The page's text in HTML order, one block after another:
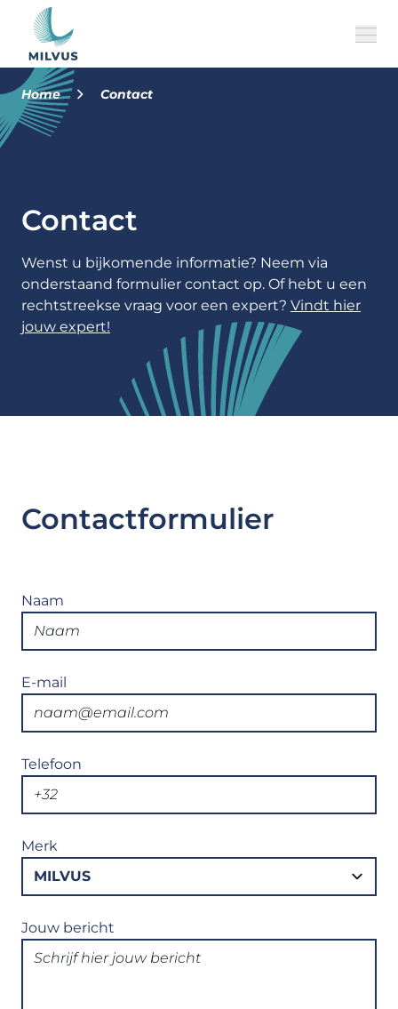
MILVUS Perspectief
Historiek
Jobs
Team
CONTACT NL
Home Contact
Contact
Wenst u bijkomende informatie? Neem via
onderstaand formulier contact op. Of hebt u een
rechtstreekse vraag voor een expert? Vindt hier
jouw expert!
Contactformulier
Naam
E-mail
Telefoon
Merk
Jouw bericht